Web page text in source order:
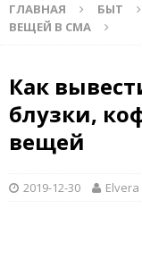
ГЛАВНАЯ БЫТ
ВЕЩЕЙ В СМА
Как
блузки,
вещей
2019-12-30 Elvera